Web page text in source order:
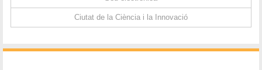
Ciutat de la Ciència i la Innovació